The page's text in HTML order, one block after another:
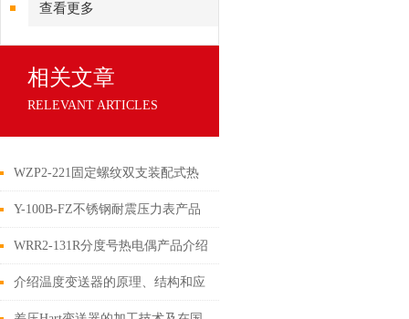
查看更多
相关文章
RELEVANT ARTICLES
WZP2-221固定螺纹双支装配式热
电阻
Y-100B-FZ不锈钢耐震压力表产品
介绍
WRR2-131R分度号热电偶产品介绍
介绍温度变送器的原理、结构和应